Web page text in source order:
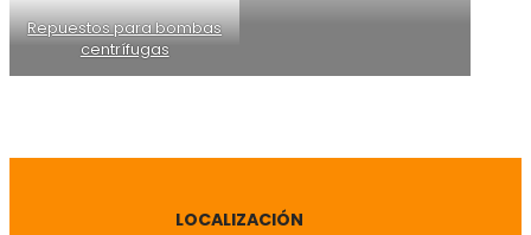
Repuestos para bombas
centrífugas
LOCALIZACIÓN